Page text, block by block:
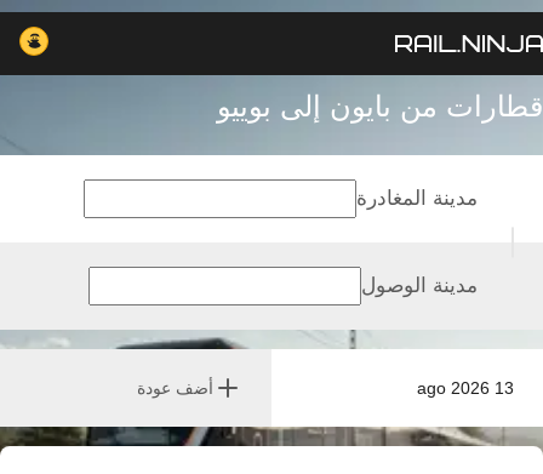
قطارات من بايون إلى بوييو
13 ago 2026 أضف عودة
مدينة المغادرة
مدينة الوصول